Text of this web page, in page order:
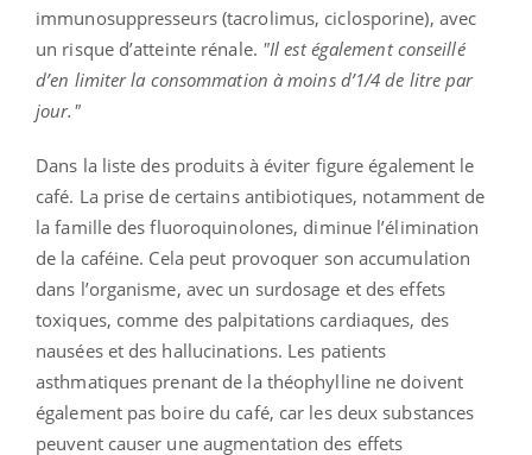
immunosuppresseurs (tacrolimus, ciclosporine), avec
un risque d’atteinte rénale. "Il est également conseillé
d’en limiter la consommation à moins d’1/4 de litre par
jour."
Dans la liste des produits à éviter figure également le
café. La prise de certains antibiotiques, notamment de
la famille des fluoroquinolones, diminue l’élimination
de la caféine. Cela peut provoquer son accumulation
dans l’organisme, avec un surdosage et des effets
toxiques, comme des palpitations cardiaques, des
nausées et des hallucinations. Les patients
asthmatiques prenant de la théophylline ne doivent
également pas boire du café, car les deux substances
peuvent causer une augmentation des effets